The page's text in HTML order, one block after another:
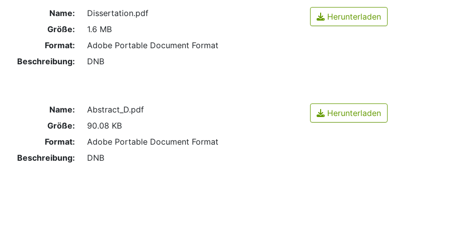
Name:
Dissertation.pdf
Größe:
1.6 MB
Format:
Adobe Portable Document Format
Beschreibung:
DNB
Herunterladen
Name:
Abstract_D.pdf
Größe:
90.08 KB
Format:
Adobe Portable Document Format
Beschreibung:
DNB
Herunterladen